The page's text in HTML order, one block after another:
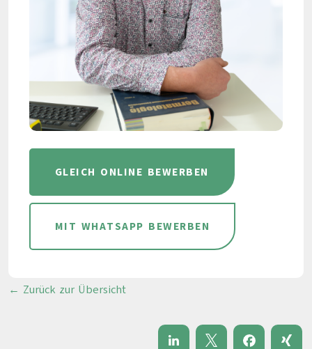
GLEICH ONLINE BEWERBEN
MIT WHATSAPP BEWERBEN
← Zurück zur Übersicht